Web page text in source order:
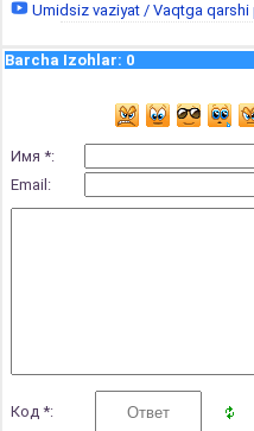
Umidsiz vaziyat / Vaqtga
Barcha Izohlar: 0
Имя *:
Email:
Код *: